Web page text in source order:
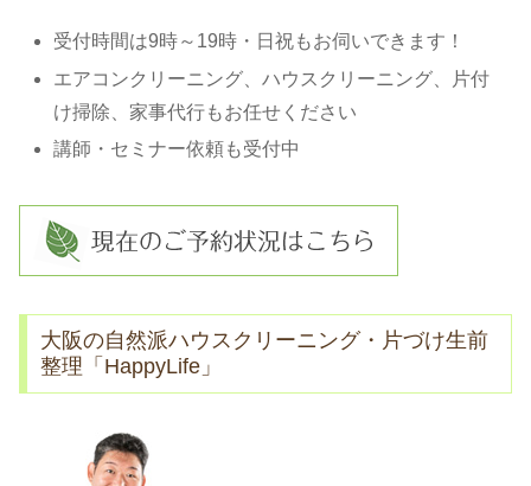
受付時間は9時～19時・日祝もお伺いできます！
エアコンクリーニング、ハウスクリーニング、片付
け掃除、家事代行もお任せください
講師・セミナー依頼も受付中
大阪の自然派ハウスクリーニング・片づけ生前
整理「HappyLife」